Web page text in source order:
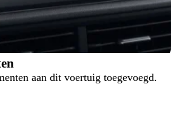
aan dit voertuig toegevoegd.